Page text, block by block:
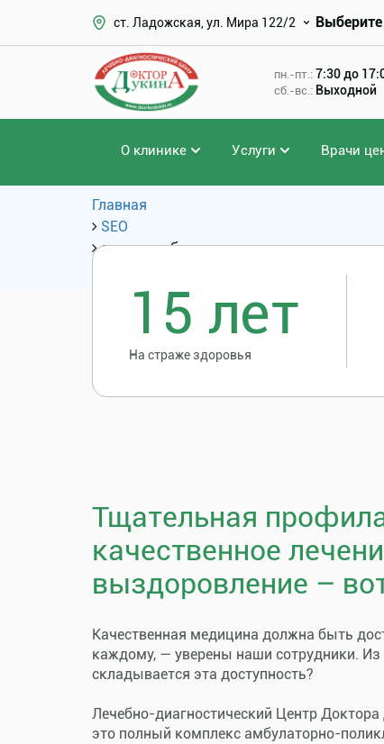
ст. Ладожская, ул. Мира 122/2
пн.-пт.: 7:30 до
сб.-вс.: Выходной
О клинике Услуги Врачи
Главная
SEO
замена зубов под наркозом
15 лет
На страже здоровья
Тщательная
качественное
выздоровление –
Качественная медицина должна быть
каждому, — уверены наши сотрудники. Из
складывается эта доступность?
Лечебно-диагностический Центр
это полный комплекс амбулаторно-